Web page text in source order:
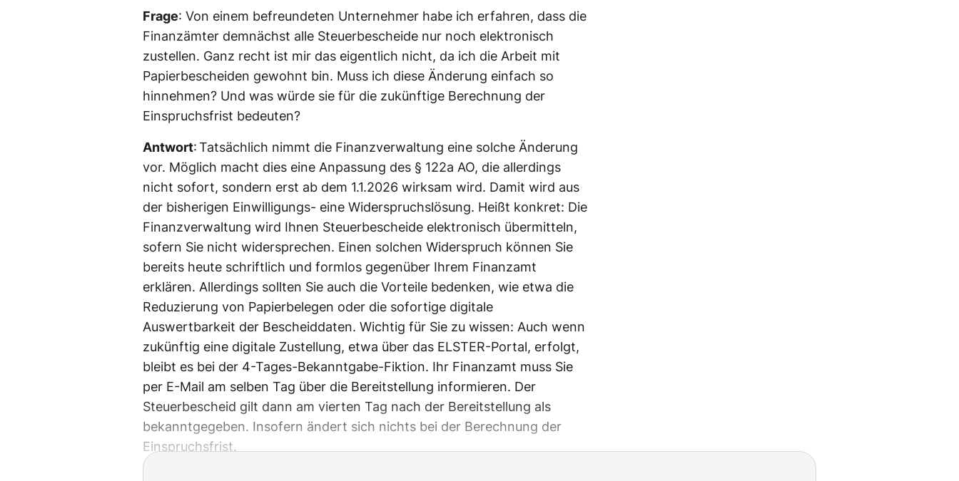
Frage: Von einem befreundeten Unternehmer habe ich erfahren, dass die
Finanzämter demnächst alle Steuerbescheide nur noch elektronisch
zustellen. Ganz recht ist mir das eigentlich nicht, da ich die Arbeit mit
Papierbescheiden gewohnt bin. Muss ich diese Änderung einfach so
hinnehmen? Und was würde sie für die zukünftige Berechnung der
Einspruchsfrist bedeuten?
Antwort: Tatsächlich nimmt die Finanzverwaltung eine solche Änderung
vor. Möglich macht dies eine Anpassung des § 122a AO, die allerdings
nicht sofort, sondern erst ab dem 1.1.2026 wirksam wird. Damit wird aus
der bisherigen Einwilligungs- eine Widerspruchslösung. Heißt konkret: Die
Finanzverwaltung wird Ihnen Steuerbescheide elektronisch übermitteln,
sofern Sie nicht widersprechen. Einen solchen Widerspruch können Sie
bereits heute schriftlich und formlos gegenüber Ihrem Finanzamt
erklären. Allerdings sollten Sie auch die Vorteile bedenken, wie etwa die
Reduzierung von Papierbelegen oder die sofortige digitale
Auswertbarkeit der Bescheiddaten. Wichtig für Sie zu wissen: Auch wenn
zukünftig eine digitale Zustellung, etwa über das ELSTER-Portal, erfolgt,
bleibt es bei der 4-Tages-Bekanntgabe-Fiktion. Ihr Finanzamt muss Sie
per E-Mail am selben Tag über die Bereitstellung informieren. Der
Steuerbescheid gilt dann am vierten Tag nach der Bereitstellung als
bekanntgegeben. Insofern ändert sich nichts bei der Berechnung der
Einspruchsfrist.